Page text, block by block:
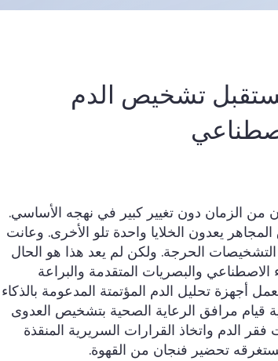
تشخيص الدم
الزمان دون تغيير كبير في نهجه الأساسي.
يعدون الخلايا واحدة تلو الأخرى. وعانت
الحرجة. ولكن لم يعد هذا هو الحال
الاصطناعي والبصريات المتقدمة والبراعة
أجهزة تحليل الدم المؤتمتة المدعومة بالذكاء
قيام مرافق الرعاية الصحية بتشخيص العدوى
الدم واتخاذ القرارات السريرية المنقذة
تحضير فنجان من القهوة.